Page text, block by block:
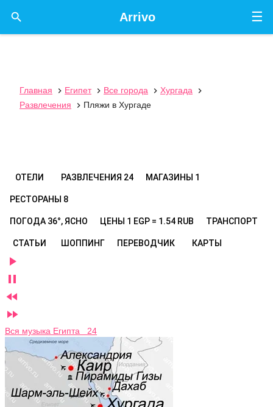
☰
Arrivo

Главная  Египет  Все города  Хургада

Развлечения
 Пляжи в Хургаде
ОТЕЛИ РАЗВЛЕЧЕНИЯ 24 МАГАЗИНЫ 1
РЕСТОРАНЫ 8
ПОГОДА 36°, ЯСНО ЦЕНЫ 1 EGP = 1.54 RUB ТРАНСПОРТ
СТАТЬИ ШОППИНГ ПЕРЕВОДЧИК КАРТЫ




Вся музыка Египта 24